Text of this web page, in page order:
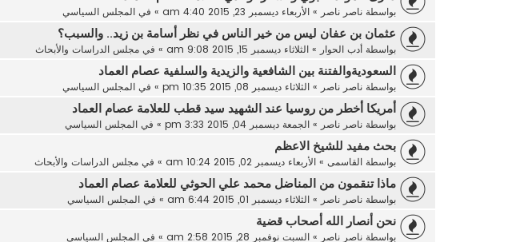
بواسطة ناصر ناصر » الأربعاء ديسمبر 23, 2015 4:40 am » في المجلس السياسي
عثمان بن عفان ليس من خير الناس في نظر أسامة بن زيد.. والسبب؟
بواسطة أدب الحوار » الثلاثاء ديسمبر 15, 2015 9:08 am » في مجلس الدراسات والأبحاث
السعوديةوالفتنة بين الشافعية والزيدية والسلفية عصام العماد
بواسطة ناصر ناصر » الثلاثاء ديسمبر 08, 2015 10:35 pm » في المجلس السياسي
أمريكا أخطر من روسيا عند الشهيد سيد قطب للعلامة عصام العماد
بواسطة ناصر ناصر » الجمعة ديسمبر 04, 2015 3:33 pm » في المجلس السياسي
بحث مفيد للشيخ الاعظم
بواسطة القاسمى » الأربعاء ديسمبر 02, 2015 10:24 am » في مجلس الدراسات والأبحاث
ماذا تنقمون من المناضل محمد علي الحوثي للعلامة عصام العماد
بواسطة ناصر ناصر » الثلاثاء ديسمبر 01, 2015 6:44 am » في المجلس السياسي
نحن أنصار الله أصحاب قضية
بواسطة ناصر ناصر » السبت نوفمبر 28, 2015 2:58 am » في المجلس السياسي